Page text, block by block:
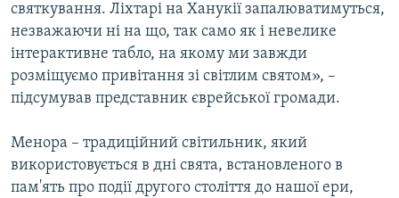
святкування. Ліхтарі на Ханукії запалюватимуться,
незважаючи ні на що, так само як і невелике
інтерактивне табло, на якому ми завжди
розміщуємо привітання зі світлим святом», –
підсумував представник єврейської громади.
Менора – традиційний світильник, який
використовується в дні свята, встановленого в
пам'ять про події другого століття до нашої ери,